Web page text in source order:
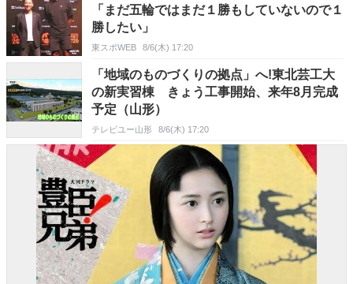
「まだ五輪ではまだ１勝もしていないので１
勝したい」
東スポWEB 8/6(木) 17:20
「地域のものづくりの拠点」へ!東北芸工大
の新実習棟 きょう工事開始、来年8月完成
予定（山形）
テレビユー山形 8/6(木) 17:20